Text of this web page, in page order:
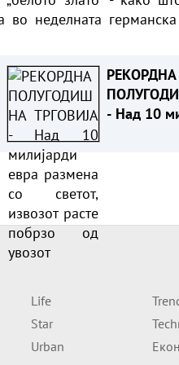
во неделната
РЕКОРДНА
- Над 10
Life
Star
Urban